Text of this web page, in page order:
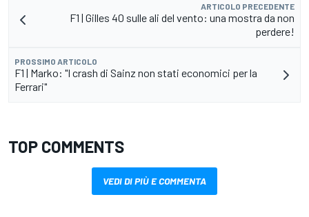
ARTICOLO PRECEDENTE
F1 | Gilles 40 sulle ali del vento: una mostra da non
perdere!
PROSSIMO ARTICOLO
F1 | Marko: "I crash di Sainz non stati economici per la
Ferrari"
TOP COMMENTS
VEDI DI PIÙ E COMMENTA